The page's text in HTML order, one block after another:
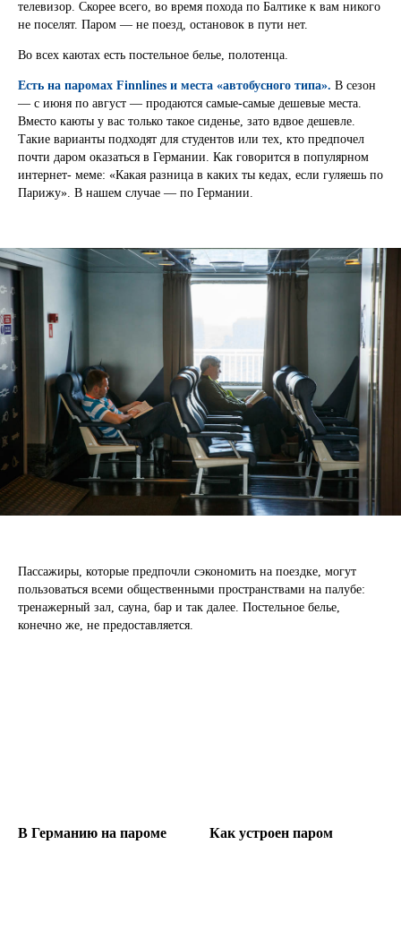
телевизор. Скорее всего, во время похода по Балтике к вам никого
не поселят. Паром — не поезд, остановок в пути нет.
Во всех каютах есть постельное белье, полотенца.
Есть на паромах Finnlines и места «автобусного типа». В сезон
— с июня по август — продаются самые-самые дешевые места.
Вместо каюты у вас только такое сиденье, зато вдвое дешевле.
Такие варианты подходят для студентов или тех, кто предпочел
почти даром оказаться в Германии. Как говорится в популярном
интернет- меме: «Какая разница в каких ты кедах, если гуляешь по
Парижу». В нашем случае — по Германии.
Пассажиры, которые предпочли сэкономить на поездке, могут
пользоваться всеми общественными пространствами на палубе:
тренажерный зал, сауна, бар и так далее. Постельное белье,
конечно же, не предоставляется.
В Германию на пароме Как устроен паром